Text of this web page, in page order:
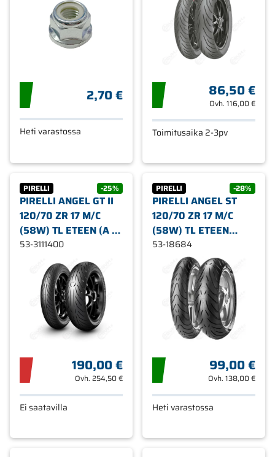
2,70 €
Heti varastossa
86,50 €
Ovh. 116,00 €
Toimitusaika 2-3pv
PIRELLI -25%
PIRELLI ANGEL GT II
120/70 ZR 17 M/C
(58W) TL ETEEN (A -
VAHVISTETTU 2-PLY)
MOOTTORIPYÖRÄN
RENGAS
53-3111400
190,00 €
Ovh. 254,50 €
Ei saatavilla
PIRELLI -28%
PIRELLI ANGEL ST
120/70 ZR 17 M/C
(58W) TL ETEEN
MOOTTORIPYÖRÄN
RENGAS
53-18684
99,00 €
Ovh. 138,00 €
Heti varastossa